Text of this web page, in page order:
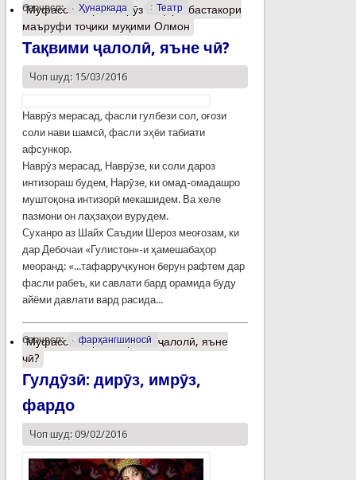
барчасп: Ҳунаркада Театр
Муфассалтаро Фирӯз Баҳор - бастакори
маъруфи тоҷики муқими Олмон
Тақвими ҷалолӣ, яъне чӣ?
Чоп шуд: 15/03/2016
Наврӯз мерасад, фасли гулбези сол, оғози
соли нави шамсӣ, фасли эҳёи табиати
афсункор.
Наврӯз мерасад, Наврӯзе, ки соли дароз
интизораш будем, Нарӯзе, ки омад-омадашро
муштоқона интизорӣ мекашидем. Ва хеле
пазмони он лаҳзаҳои вурудем.
Суханро аз Шайх Саъдии Шероз меоғозам, ки
дар Дебочаи «Гулистон»-и ҳамешабаҳор
меоранд: «...тафарруҷкунон берун рафтем дар
фасли рабеъ, ки савлати бард орамида буду
айёми давлати вард расида...
барчасп: фарҳангшиносӣ
Муфассалтаро Тақвими ҷалолӣ, яъне
чӣ?
Гулдӯзӣ: дирӯз, имрӯз,
фардо
Чоп шуд: 09/02/2016